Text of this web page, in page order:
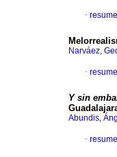
·
Narváez,
·
Y sin
Abundis,
·